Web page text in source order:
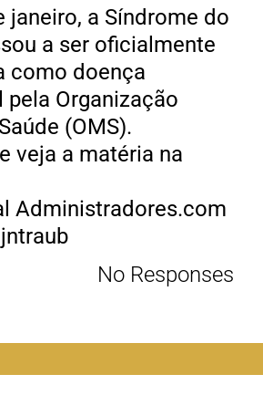
janeiro, a Síndrome do
a ser oficialmente
como doença
pela Organização
(OMS).
veja a matéria na
Administradores.com
No Responses